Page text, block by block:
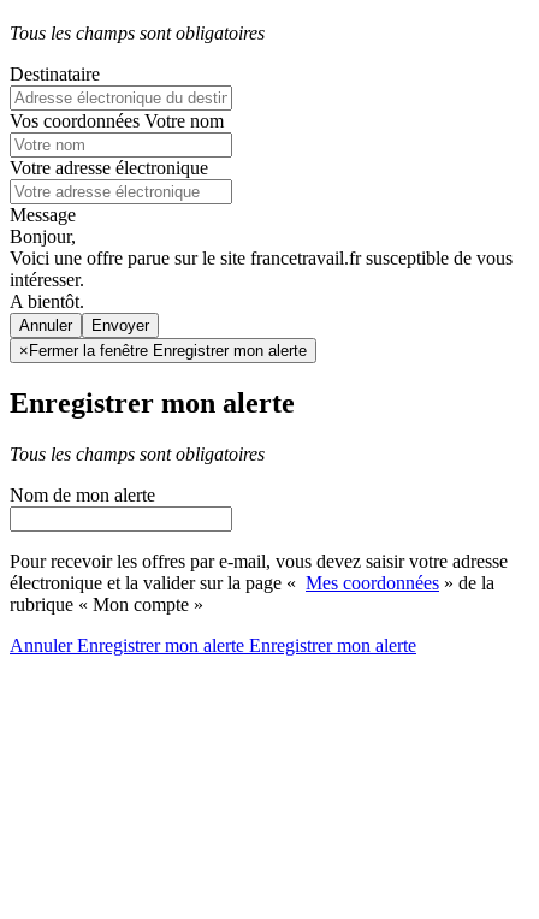
Tous les champs sont obligatoires
Destinataire
Vos coordonnées Votre nom
Votre adresse électronique
Message
Bonjour,
Voici une offre parue sur le site francetravail.fr susceptible de vous
intéresser.
A bientôt.
Annuler
× Fermer la fenêtre Enregistrer mon alerte
Enregistrer mon alerte
Tous les champs sont obligatoires
Nom de mon alerte
Pour recevoir les offres par e-mail, vous devez saisir votre adresse
électronique et la valider sur la page « Mes coordonnées » de la
rubrique « Mon compte »
AnnulerEnregistrer mon alerte Enregistrermon alerte